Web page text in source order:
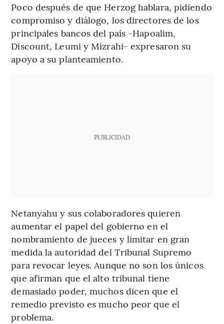
Poco después de que Herzog hablara, pidiendo
compromiso y diálogo, los directores de los
principales bancos del país -Hapoalim,
Discount, Leumi y Mizrahi- expresaron su
apoyo a su planteamiento.
PUBLICIDAD
Netanyahu y sus colaboradores quieren
aumentar el papel del gobierno en el
nombramiento de jueces y limitar en gran
medida la autoridad del Tribunal Supremo
para revocar leyes. Aunque no son los únicos
que afirman que el alto tribunal tiene
demasiado poder, muchos dicen que el
remedio previsto es mucho peor que el
problema.